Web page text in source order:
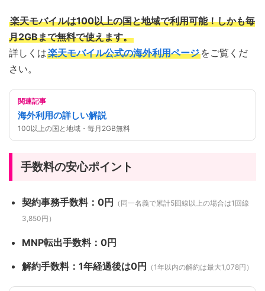
楽天モバイルは100以上の国と地域で利用可能！しかも毎
月2GBまで無料で使えます。
詳しくは楽天モバイル公式の海外利用ページ をご覧くだ
さい。
関連記事
海外利用の詳しい解説
100以上の国と地域・毎月2GB無料
手数料の安心ポイント
契約事務手数料：0円
（同一名義で累計5回線以上の場合は1回線
3,850円）
MNP転出手数料：0円
解約手数料：1年経過後は0円
（1年以内の解約は最大1,078円）